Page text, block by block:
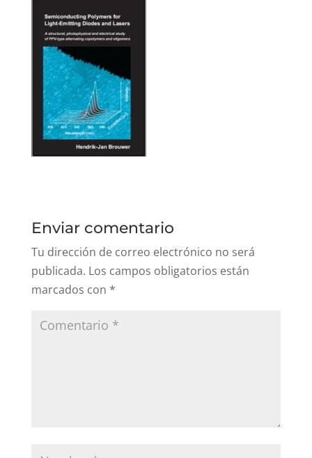
Enviar comentario
Tu dirección de correo electrónico no será
publicada. Los campos obligatorios están
marcados con *